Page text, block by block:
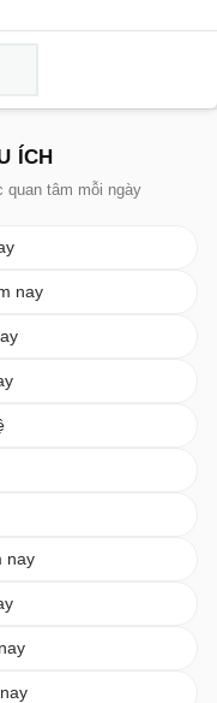
ÍCH
quan tâm mỗi ngày
nay
nay